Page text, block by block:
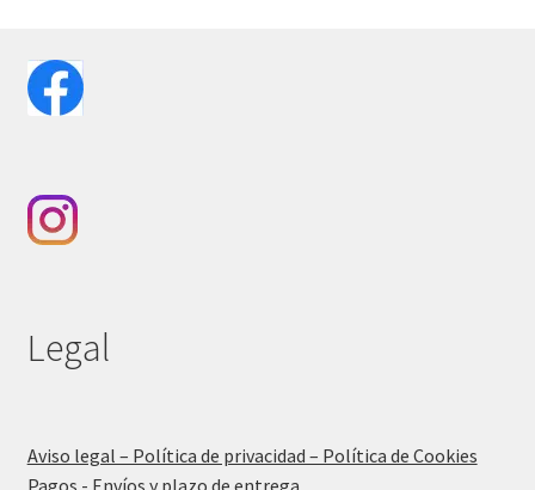
Legal
Aviso legal – Política de privacidad – Política de Cookies